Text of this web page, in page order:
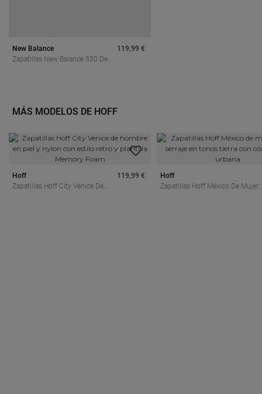
New Balance
Zapatillas New Balance 530 De
119,99 €
MÁS MODELOS DE HOFF
Hoff
Zapatillas Hoff City Venice De
119,99 €
Hoff
Zapatillas Hoff México De Mujer